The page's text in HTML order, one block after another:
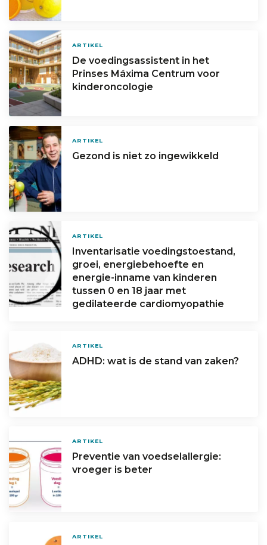
ARTIKEL
De voedingsassistent in het
Prinses Máxima Centrum voor
kinderoncologie
ARTIKEL
Gezond is niet zo ingewikkeld
ARTIKEL
Inventarisatie voedingstoestand,
groei, energiebehoefte en
energie-inname van kinderen
tussen 0 en 18 jaar met
gedilateerde cardiomyopathie
ARTIKEL
ADHD: wat is de stand van zaken?
ARTIKEL
Preventie van voedselallergie:
vroeger is beter
ARTIKEL